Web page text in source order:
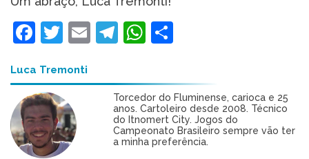
Facebook
Twitter
EmailTelegram
WhatsApp
Luca Tremonti
Torcedor do Fluminense, carioca e 25
anos. Cartoleiro desde 2008. Técnico
do Itnomert City. Jogos do
Campeonato Brasileiro sempre vão ter
a minha preferência.